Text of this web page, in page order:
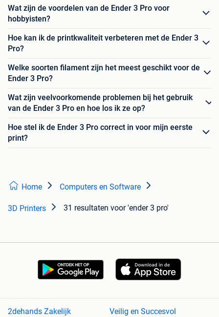
Wat zijn de voordelen van de Ender 3 Pro voor
hobbyisten?
Hoe kan ik de printkwaliteit verbeteren met de Ender 3
Pro?
Welke soorten filament zijn het meest geschikt voor de
Ender 3 Pro?
Wat zijn veelvoorkomende problemen bij het gebruik
van de Ender 3 Pro en hoe los ik ze op?
Hoe stel ik de Ender 3 Pro correct in voor mijn eerste
print?
Home Computers en Software
3D Printers 31 resultaten voor 'ender 3 pro'
2dehands Zakelijk Veilig en Succesvol